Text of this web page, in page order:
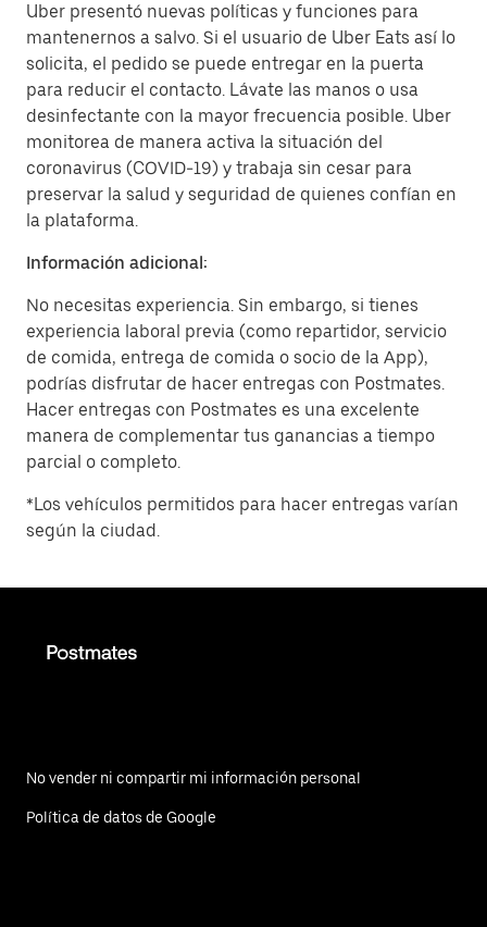
Uber presentó nuevas políticas y funciones para
mantenernos a salvo. Si el usuario de Uber Eats así lo
solicita, el pedido se puede entregar en la puerta
para reducir el contacto. Lávate las manos o usa
desinfectante con la mayor frecuencia posible. Uber
monitorea de manera activa la situación del
coronavirus (COVID-19) y trabaja sin cesar para
preservar la salud y seguridad de quienes confían en
la plataforma.
Información adicional:
No necesitas experiencia. Sin embargo, si tienes
experiencia laboral previa (como repartidor, servicio
de comida, entrega de comida o socio de la App),
podrías disfrutar de hacer entregas con Postmates.
Hacer entregas con Postmates es una excelente
manera de complementar tus ganancias a tiempo
parcial o completo.
*Los vehículos permitidos para hacer entregas varían
según la ciudad.
No vender ni compartir mi información personal
Política de datos de Google